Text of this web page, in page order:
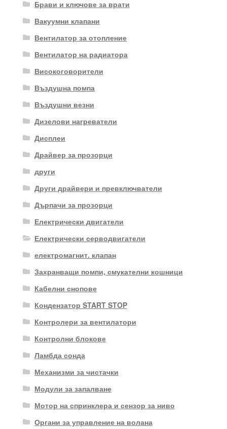
Брави и ключове за врати
Вакуумни клапани
Вентилатор за отопление
Вентилатор на радиатора
Високоговорители
Въздушна помпа
Въздушни везни
Дизелови нагреватели
Дисплеи
Драйвер за прозорци
други
Други драйвери и превключватели
Дърпачи за прозорци
Електрически двигатели
Електрически серводвигатели
електромагнит. клапан
Захранващи помпи, смукателни кошници
Кабелни снопове
Кондензатор START STOP
Контролери за вентилатори
Контролни блокове
Ламбда сонда
Механизми за чистачки
Модули за запалване
Мотор на спринклера и сензор за ниво
Органи за управление на волана